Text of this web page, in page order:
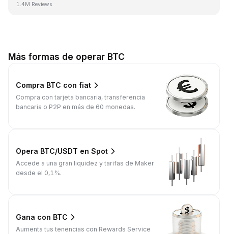
1.4M Reviews
Más formas de operar BTC
Compra BTC con fiat
Compra con tarjeta bancaria, transferencia
bancaria o P2P en más de 60 monedas.
Opera BTC/USDT en Spot
Accede a una gran liquidez y tarifas de Maker
desde el 0,1%.
Gana con BTC
Aumenta tus tenencias con Rewards Service